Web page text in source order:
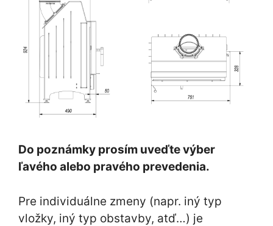
Do poznámky prosím uveďte výber
ľavého alebo pravého prevedenia.
Pre individuálne zmeny (napr. iný typ
vložky, iný typ obstavby, atď…) je